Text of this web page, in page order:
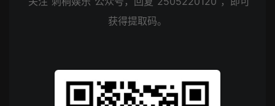
获得提取码。